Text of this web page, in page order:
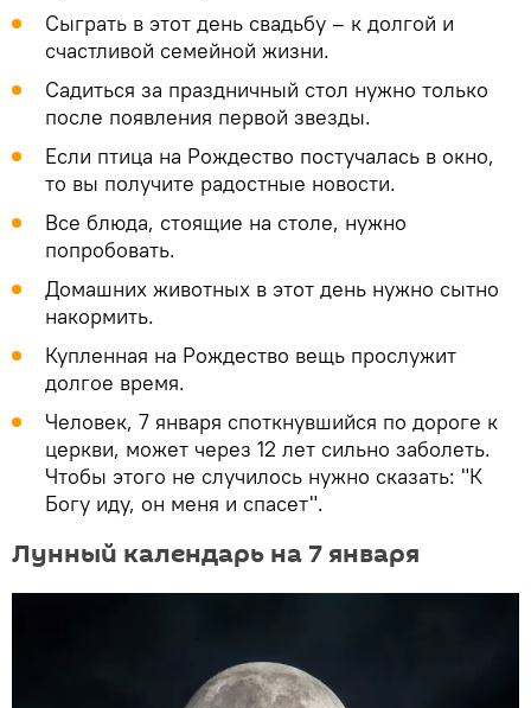
Сыграть в этот день свадьбу – к долгой и
счастливой семейной жизни.
Садиться за праздничный стол нужно только
после появления первой звезды.
Если птица на Рождество постучалась в окно,
то вы получите радостные новости.
Все блюда, стоящие на столе, нужно
попробовать.
Домашних животных в этот день нужно сытно
накормить.
Купленная на Рождество вещь прослужит
долгое время.
Человек, 7 января споткнувшийся по дороге к
церкви, может через 12 лет сильно заболеть.
Чтобы этого не случилось нужно сказать: "К
Богу иду, он меня и спасет".
Лунный календарь на 7 января